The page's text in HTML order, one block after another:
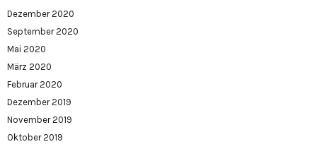
Dezember 2020
September 2020
Mai 2020
März 2020
Februar 2020
Dezember 2019
November 2019
Oktober 2019